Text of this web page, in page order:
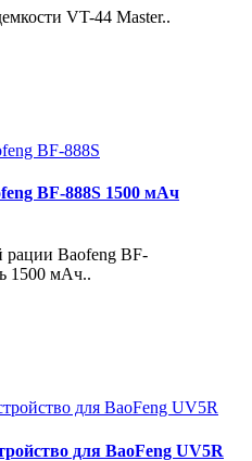
VT-44 Master..
BF-888S 1500 мАч
рации Baofeng BF-
1500 мАч..
для BaoFeng UV5R